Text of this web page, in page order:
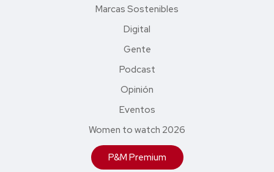
Marcas Sostenibles
Digital
Gente
Podcast
Opinión
Eventos
Women to watch 2026
P&M Premium